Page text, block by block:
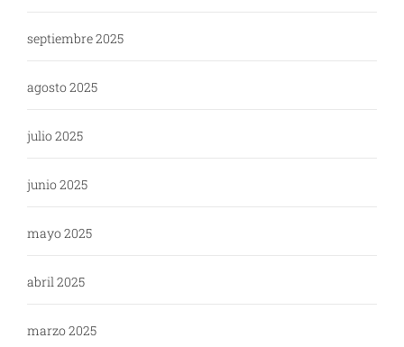
septiembre 2025
agosto 2025
julio 2025
junio 2025
mayo 2025
abril 2025
marzo 2025